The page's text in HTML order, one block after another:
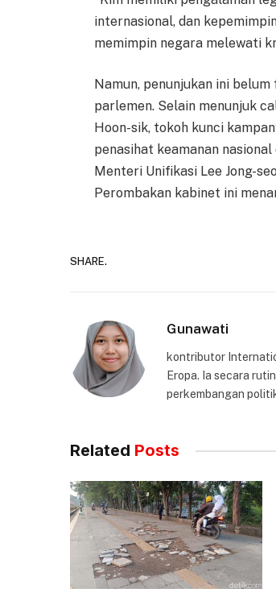
internasional, dan
memimpin negara melewati
Namun, penunjukan ini
parlemen. Selain menunjuk
Hoon-sik, tokoh kunci
penasihat keamanan
Menteri Unifikasi Lee Jong-
Perombakan kabinet ini
SHARE.
Gunawati
kontributor
Eropa. Ia secara
perkembangan
Related Posts